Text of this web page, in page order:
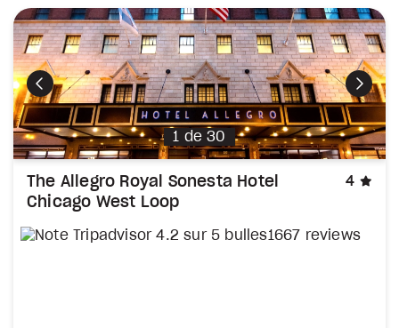
Précédent
1 de30
The Allegro Royal Sonesta Hotel
Chicago West Loop
4
1667 reviews